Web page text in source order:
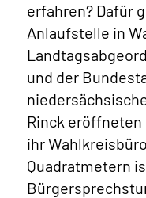
erfahren? Dafür
Anlaufstelle in
und der
Rinck eröffneten
ihr
Quadratmetern